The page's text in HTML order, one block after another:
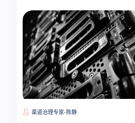
渠道治理专家-陈静